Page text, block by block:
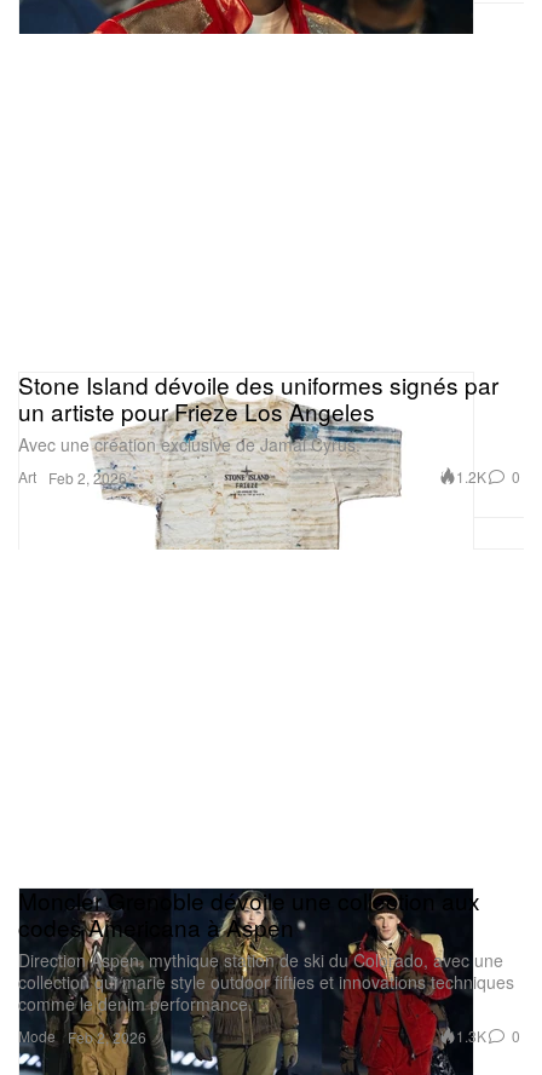
Art
Stone Island dévoile des uniformes signés par
un artiste pour Frieze Los Angeles
Avec une création exclusive de Jamal Cyrus.
Feb 2, 2026 1.2K 0
Mode
Moncler Grenoble dévoile une collection aux
codes Americana à Aspen
Direction Aspen, mythique station de ski du Colorado, avec une
collection qui marie style outdoor fifties et innovations techniques
comme le denim performance.
Feb 2, 2026 1.3K 0